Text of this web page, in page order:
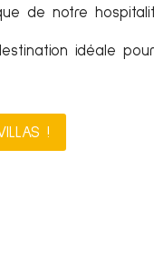
de notre
idéale
!